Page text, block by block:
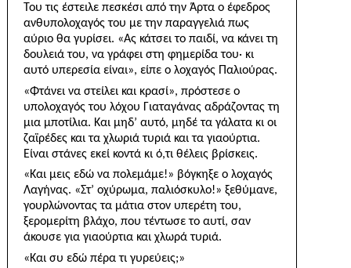
Του τις έστειλε πε­σκέσι από την Άρτα ο έφεδρος
ανθυπολοχαγός του με την παραγγελιά πως
αύριο θα γυρίσει. «Ας κάτσει το παιδί, να κάνει τη
δουλειά του, να γράφει στη φημερίδα του· κι
αυτό υπερεσία είναι», είπε ο λοχα­γός Παλιούρας.
«Φτάνει να στείλει και κρασί», πρόστεσε ο
υπολοχαγός του λόχου Γιαταγάνας αδράζοντας τη
μια μπο­τίλια. Και μηδ’ αυτό, μηδέ τα γάλατα κι οι
ζαϊρέδες και τα χλωριά τυριά και τα γιαούρτια.
Είναι στάνες εκεί κοντά κι ό,τι θέλεις βρίσκεις.
«Και μεις εδώ να πολεμάμε!» βόγκηξε ο λοχαγός
Λαγήνας. «Στ’ οχύρωμα, παλιόσκυλο!» ξεθύμανε,
γουρλώνοντας τα μάτια στον υπερέτη του,
ξερομερίτη βλάχο, που τέντωσε το αυτί, σαν
άκουσε για γιαούρτια και χλωρά τυριά.
«Και συ εδώ πέρα τι γυρεύεις;»